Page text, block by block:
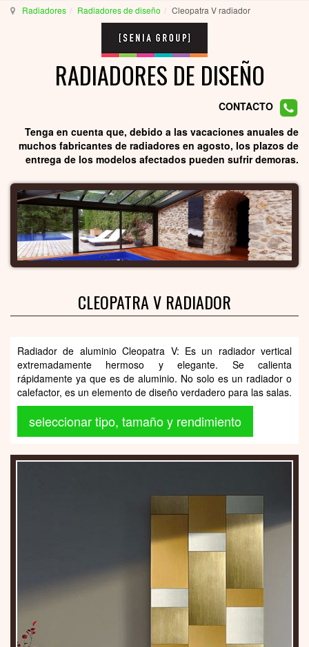
Radiadores Radiadores de diseño Cleopatra V radiador
RADIADORES DE DISEÑO
CONTACTO
Tenga en cuenta que, debido a las vacaciones anuales de
muchos fabricantes de radiadores en agosto, los plazos de
entrega de los modelos afectados pueden sufrir demoras.
CLEOPATRA V RADIADOR
Radiador de aluminio Cleopatra V: Es un radiador vertical
extremadamente hermoso y elegante. Se calienta
rápidamente ya que es de aluminio. No solo es un radiador o
calefactor, es un elemento de diseño verdadero para las salas.
seleccionar tipo, tamaño y rendimiento